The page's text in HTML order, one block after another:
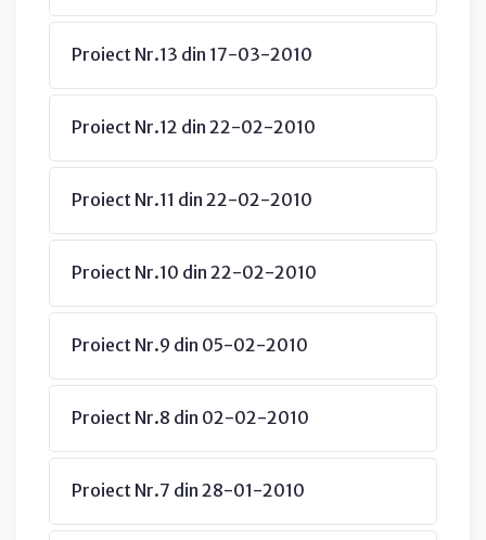
Proiect Nr.13 din 17-03-2010
Proiect Nr.12 din 22-02-2010
Proiect Nr.11 din 22-02-2010
Proiect Nr.10 din 22-02-2010
Proiect Nr.9 din 05-02-2010
Proiect Nr.8 din 02-02-2010
Proiect Nr.7 din 28-01-2010